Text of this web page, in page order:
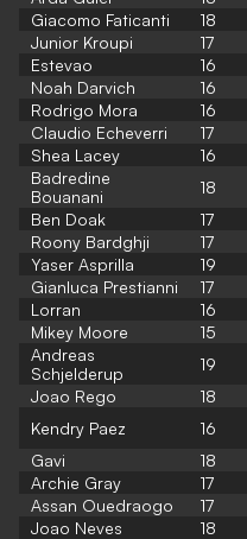
Giacomo Faticanti
18
Junior Kroupi
17
Estevao
16
Noah Darvich
16
Rodrigo Mora
16
Claudio Echeverri
17
Shea Lacey
16
Badredine
Bouanani
18
Ben Doak
17
Roony Bardghji
17
Yaser Asprilla
19
Gianluca Prestianni
17
Lorran
16
Mikey Moore
15
Andreas
Schjelderup
19
Joao Rego
18
Kendry Paez
16
Gavi
18
Archie Gray
17
Assan Ouedraogo
17
Joao Neves
18